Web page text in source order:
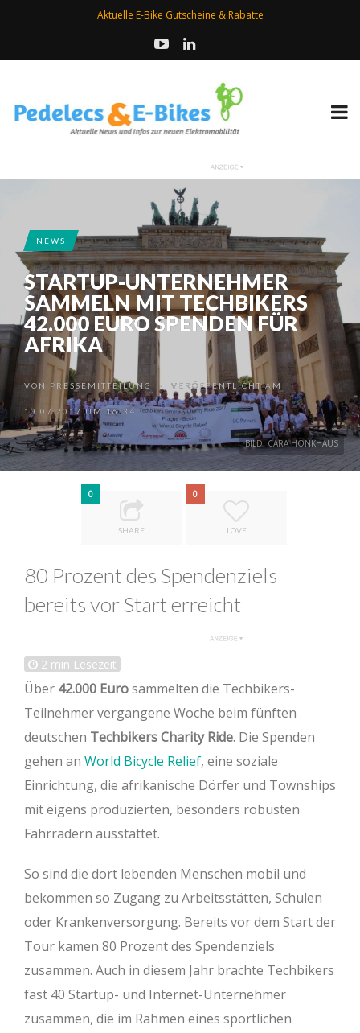
Aktuelle E-Bike Gutscheine & Rabatte
BILD: CARA HÖNKHAUS
NEWS
STARTUP-UNTERNEHMER
SAMMELN MIT TECHBIKERS
42.000 EURO SPENDEN FÜR
AFRIKA
VON PRESSEMITTEILUNG • VERÖFFENTLICHT AM
10.07.2017 UM 16:34
0
SHARE
0
LOVE
80 Prozent des Spendenziels
bereits vor Start erreicht
2 min Lesezeit
Über 42.000 Eurosammelten die Techbikers-
Teilnehmer vergangene Woche beim fünften
deutschen Techbikers Charity Ride. Die Spenden
gehen an World Bicycle Relief, eine soziale
Einrichtung, die afrikanische Dörfer und Townships
mit eigens produzierten, besonders robusten
Fahrrädern ausstattet.
So sind die dort lebenden Menschen mobil und
bekommen so Zugang zu Arbeitsstätten, Schulen
oder Krankenversorgung. Bereits vor dem Start der
Tour kamen 80 Prozent des Spendenziels
zusammen. Auch in diesem Jahr brachte Techbikers
fast 40 Startup- und Internet-Unternehmer
zusammen, die im Rahmen eines sportlichen